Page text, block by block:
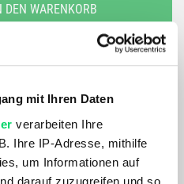
mit Ihren Daten
verarbeiten Ihre
Ihre IP-Adresse, mithilfe
um Informationen auf
darauf zuzugreifen und so
DEN WARENKORB
in unseren Filialen
dich gerne.